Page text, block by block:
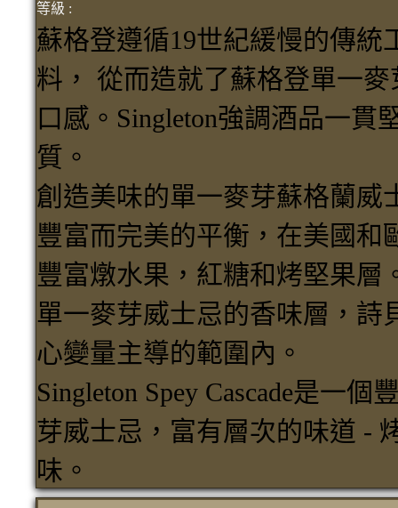
等級 :
蘇格登遵循19世紀緩慢的傳統
料， 從而造就了蘇格登單一
口感。Singleton強調酒品一貫
質。
創造美味的單一麥芽蘇格蘭威
豐富而完美的平衡，在美國和
豐富燉水果，紅糖和烤堅果層
單一麥芽威士忌的香味層，詩
心變量主導的範圍內。
Singleton Spey Cascade是一
芽威士忌，富有層次的味道 -
味。